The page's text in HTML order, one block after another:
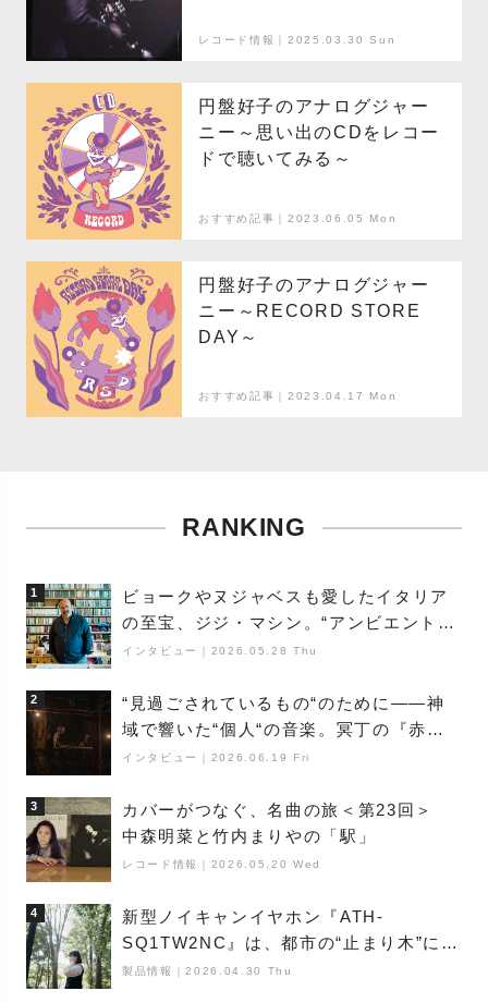
レコード情報｜2025.03.30 Sun
円盤好子のアナログジャー
ニー～思い出のCDをレコー
ドで聴いてみる～
おすすめ記事｜2023.06.05 Mon
円盤好子のアナログジャー
ニー～RECORD STORE
DAY～
おすすめ記事｜2023.04.17 Mon
RANKING
1
ビョークやヌジャベスも愛したイタリア
の至宝、ジジ・マシン。“アンビエントの
巨匠”が明かす創作の原点と、「動き」に
インタビュー 2026.05.28 Thu
2
“見過ごされているもの“のために――神
域で響いた“個人“の音楽。冥丁の『赤城
夜神楽』をレポート
インタビュー 2026.06.19 Fri
3
カバーがつなぐ、名曲の旅＜第23回＞
中森明菜と竹内まりやの「駅」
レコード情報 2026.05.20 Wed
4
新型ノイキャンイヤホン『ATH-
SQ1TW2NC』は、都市の“止まり木”にな
り得るーシンガーソングライター浮
製品情報 ｜2026.04.30 Thu